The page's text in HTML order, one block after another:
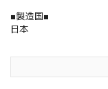
■製造国■
日本